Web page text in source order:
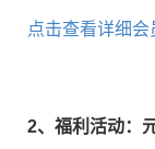
点击查看详细
2、福利活动：